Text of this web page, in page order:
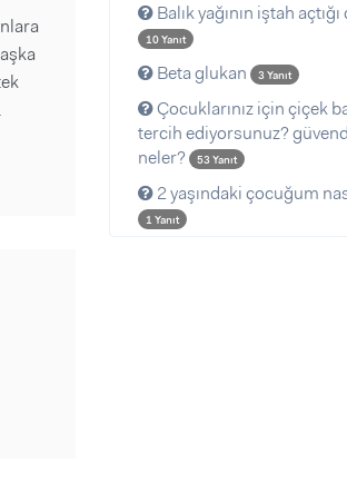
Balık yağının iştah
10 Yanıt
Beta glukan 3 Yanıt
Çocuklarınız için çiçek
tercih ediyorsunuz?
neler?
53 Yanıt
2 yaşındaki çocuğum
1 Yanıt